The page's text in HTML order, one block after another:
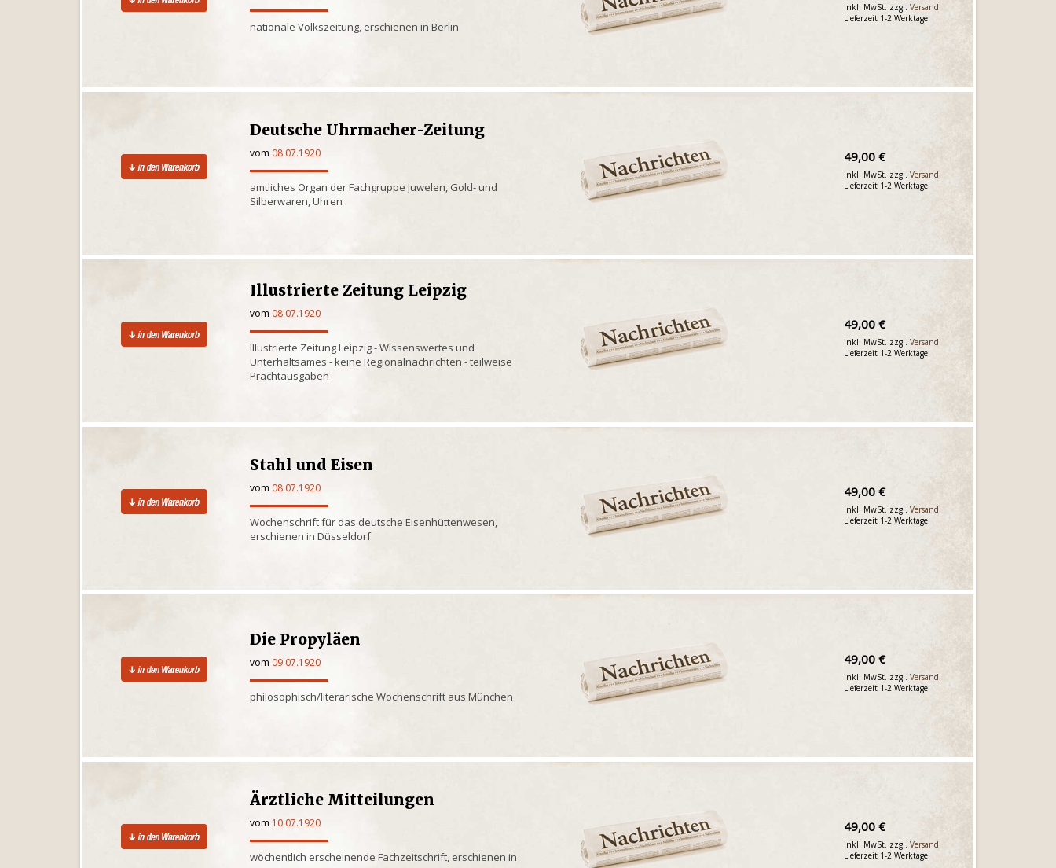
nationale Volkszeitung, erschienen in Berlin
inkl. MwSt. zzgl.Versand
Lieferzeit 1-2 Werktage
Deutsche Uhrmacher-Zeitung
vom 08.07.1920
amtliches Organ der Fachgruppe Juwelen, Gold- und
Silberwaren, Uhren
49,00 €
inkl. MwSt. zzgl.Versand
Lieferzeit 1-2 Werktage
Illustrierte Zeitung Leipzig
vom 08.07.1920
Illustrierte Zeitung Leipzig - Wissenswertes und
Unterhaltsames - keine Regionalnachrichten - teilweise
Prachtausgaben
49,00 €
inkl. MwSt. zzgl.Versand
Lieferzeit 1-2 Werktage
Stahl und Eisen
vom 08.07.1920
Wochenschrift für das deutsche Eisenhüttenwesen,
erschienen in Düsseldorf
49,00 €
inkl. MwSt. zzgl.Versand
Lieferzeit 1-2 Werktage
Die Propyläen
vom 09.07.1920
philosophisch/literarische Wochenschrift aus München
49,00 €
inkl. MwSt. zzgl.Versand
Lieferzeit 1-2 Werktage
Ärztliche Mitteilungen
vom 10.07.1920
wöchentlich erscheinende Fachzeitschrift, erschienen in
49,00 €
inkl. MwSt. zzgl.Versand
Lieferzeit 1-2 Werktage